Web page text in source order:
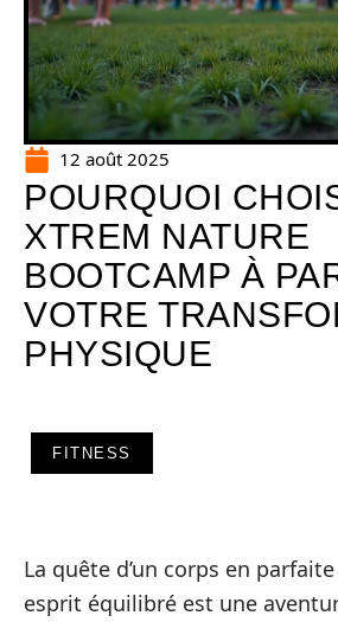
12 août 2025
POURQUOI
XTREM NATURE
BOOTCAMP À
VOTRE
PHYSIQUE
FITNESS
La quête d’un corps en
esprit équilibré est une